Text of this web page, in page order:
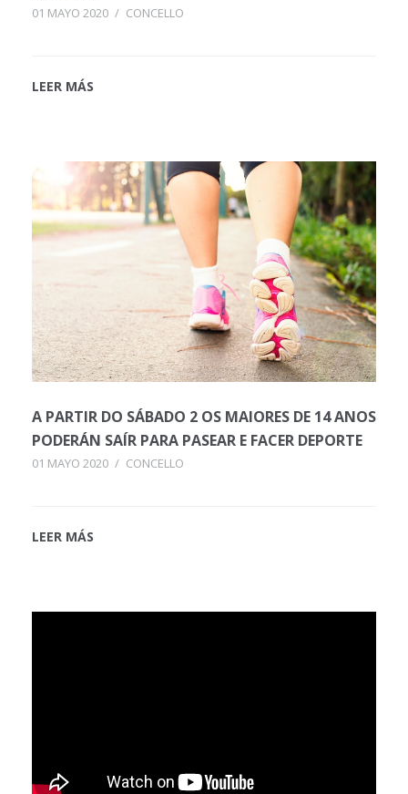
01 MAYO 2020 / CONCELLO
LEER MÁS
A PARTIR DO SÁBADO 2 OS MAIORES DE 14 ANOS
PODERÁN SAÍR PARA PASEAR E FACER DEPORTE
01 MAYO 2020 / CONCELLO
LEER MÁS